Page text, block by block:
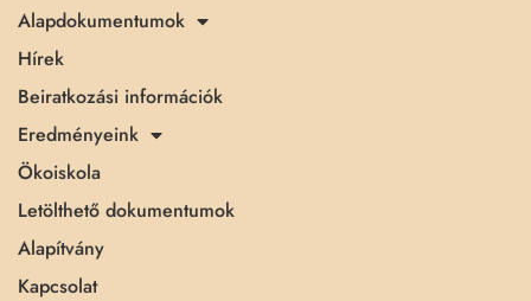
Alapdokumentumok
Hírek
Beiratkozási információk
Eredményeink
Ökoiskola
Letölthető dokumentumok
Alapítvány
Kapcsolat